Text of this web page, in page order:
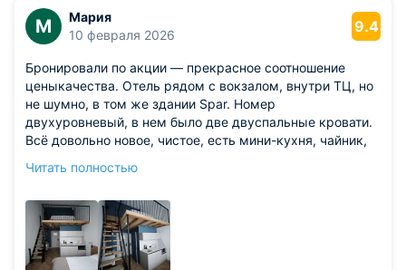
М
Мария
10 февраля 2026
9.4
Бронировали по акции — прекрасное соотношение
ценыкачества. Отель рядом с вокзалом, внутри ТЦ, но
не шумно, в том же здании Spar. Номер
двухуровневый, в нем было две двуспальные кровати.
Всё довольно новое, чистое, есть мини-кухня, чайник,
Из недостатков: окна выходили на рынок, а мы жили в
с 6 утра слышно улицу, с закрытыми всё ок))
Читать полностью